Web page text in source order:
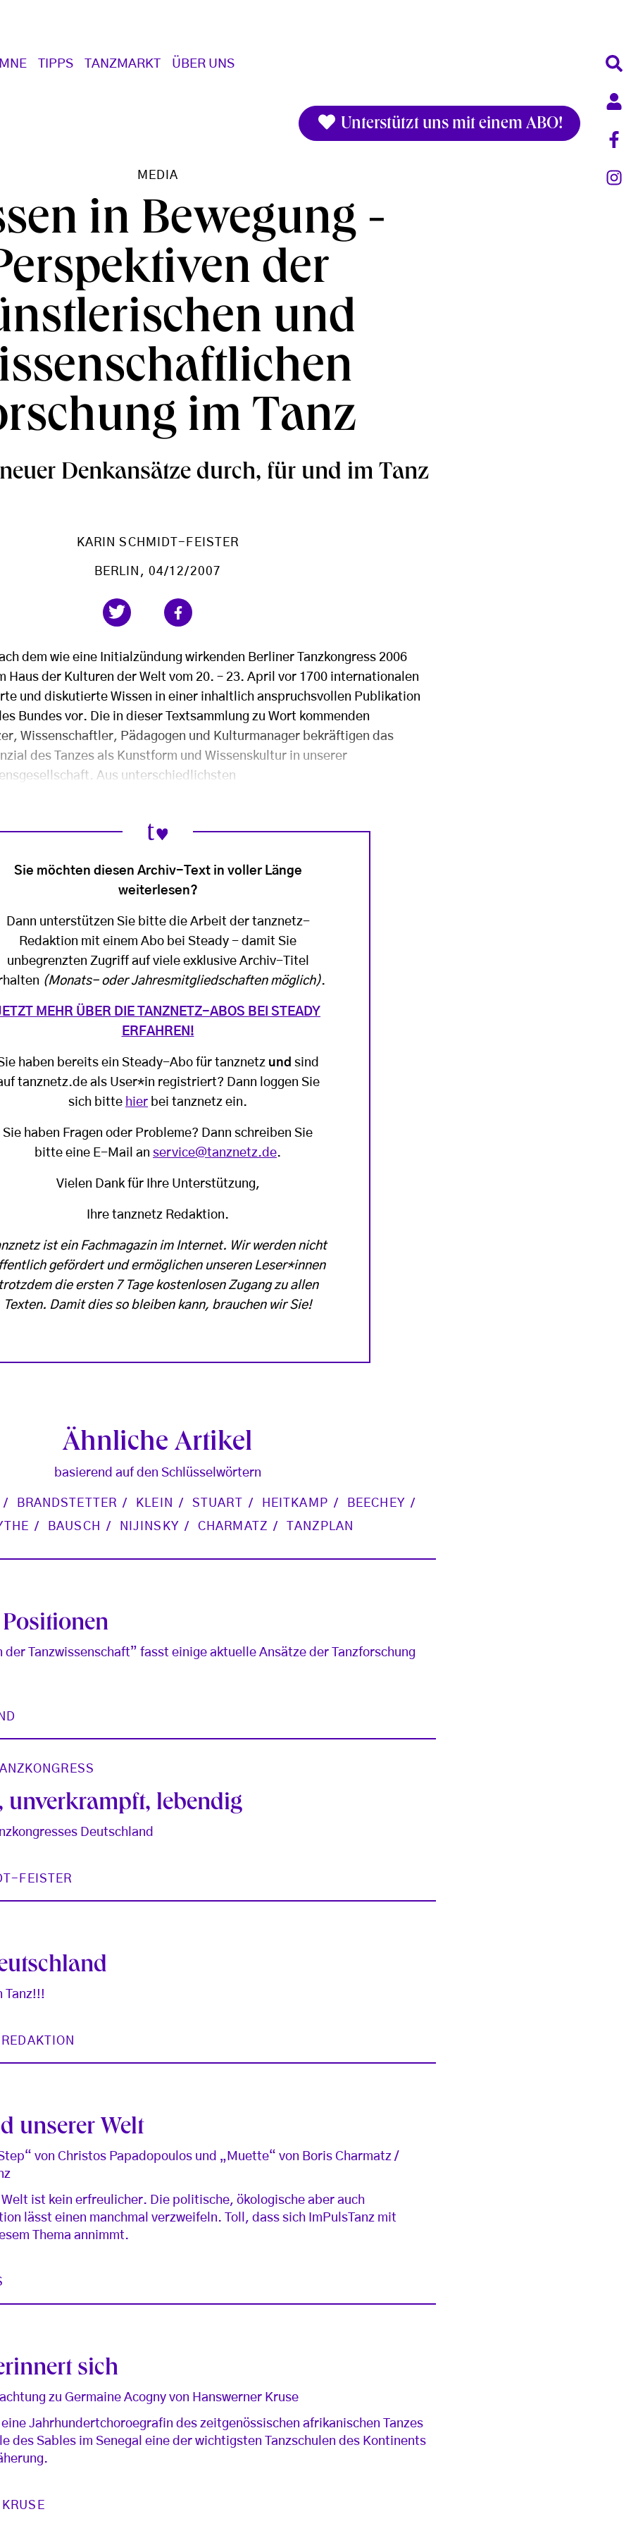
TIPPS TANZMARKT ÜBER UNS
Unterstützt uns mit einem ABO!
MEDIA
in Bewegung -
der
und
im Tanz
Denkansätze durch, für und im Tanz
KARIN SCHMIDT-FEISTER
BERLIN , 04/12/2007
dem wie eine Initialzündung wirkenden Berliner Tanzkongress 2006
Haus der Kulturen der Welt vom 20. – 23. April vor 1700 internationalen
und diskutierte Wissen in einer inhaltlich anspruchsvollen Publikation
Bundes vor. Die in dieser Textsammlung zu Wort kommenden
Wissenschaftler, Pädagogen und Kulturmanager bekräftigen das
des Tanzes als Kunstform und Wissenskultur in unserer
Aus unterschiedlichsten
Sie möchten diesen Archiv-Text in voller Länge
weiterlesen?
Dann unterstützen Sie bitte die Arbeit der tanznetz-
Redaktion mit einem Abo bei Steady - damit Sie
unbegrenzten Zugriff auf viele exklusive Archiv-Titel
(Monats- oder Jahresmitgliedschaften möglich).
MEHR ÜBER DIE TANZNETZ-ABOS BEI STEADY
ERFAHREN!
haben bereits ein Steady-Abo für tanznetz und sind
tanznetz.de als User*in registriert? Dann loggen Sie
sich bitte hier bei tanznetz ein.
Sie haben Fragen oder Probleme? Dann schreiben Sie
bitte eine E-Mail an service@tanznetz.de.
Vielen Dank für Ihre Unterstützung,
Ihre tanznetz Redaktion.
ist ein Fachmagazin im Internet. Wir werden nicht
gefördert und ermöglichen unseren Leser*innen
die ersten 7 Tage kostenlosen Zugang zu allen
Texten. Damit dies so bleiben kann, brauchen wir Sie!
Ähnliche Artikel
basierend auf den Schlüsselwörtern
BRANDSTETTER KLEIN STUART HEITKAMP
BEECHEY
BAUSCH NIJINSKY CHARMATZ TANZPLAN
der Tanzwissenschaft” fasst einige aktuelle Ansätze der Tanzforschung
unverkrampft, lebendig
Deutschland
FEISTER
Tanz!!!
unserer Welt
von Christos Papadopoulos und „Muette“ von Boris Charmatz /
ist kein erfreulicher. Die politische, ökologische aber auch
lässt einen manchmal verzweifeln. Toll, dass sich ImPulsTanz mit
Thema annimmt.
sich
zu Germaine Acogny von Hanswerner Kruse
Jahrhundertchoroegrafin des zeitgenössischen afrikanischen Tanzes
des Sables im Senegal eine der wichtigsten Tanzschulen des Kontinents